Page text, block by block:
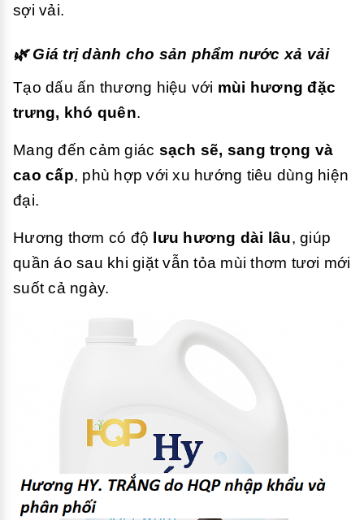
sợi vải.
🌿 Giá trị dành cho sản phẩm nước xả vải
Tạo dấu ấn thương hiệu với mùi hương đặc
trưng, khó quên.
Mang đến cảm giác sạch sẽ, sang trọng và
cao cấp, phù hợp với xu hướng tiêu dùng hiện
đại.
Hương thơm có độ lưu hương dài lâu, giúp
quần áo sau khi giặt vẫn tỏa mùi thơm tươi mới
suốt cả ngày.